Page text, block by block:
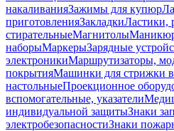
накаливанияЗажимы для купюр
приготовленияЗакладкиЛастики,
стирательныеМагнитолы
наборыМаркерыЗарядные
электроникиМаршрутизаторы,
покрытияМашинки для стрижки
настольныеПроекционное
вспомогательные, указатели
индивидуальной защитыЗнаки
электробезопасностиЗнаки